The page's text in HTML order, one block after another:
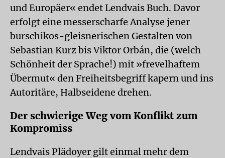
und Europäer« endet Lendvais Buch. Davor
erfolgt eine messerscharfe Analyse jener
burschikos-gleisnerischen Gestalten von
Sebastian Kurz bis Viktor Orbán, die (welch
Schönheit der Sprache!) mit »frevelhaftem
Übermut« den Freiheitsbegriff kapern und ins
Autoritäre, Halbseidene drehen.
Der schwierige Weg vom Konflikt zum
Kompromiss
Lendvais Plädoyer gilt einmal mehr dem